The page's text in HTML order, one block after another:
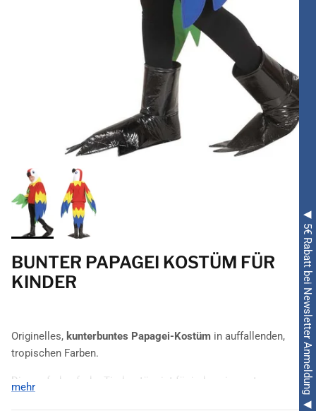
◀ 5€ Rabatt bei Newsletter Anmeldung ◀
BUNTER PAPAGEI KOSTÜM FÜR
KINDER
Originelles, kunterbuntes Papagei-Kostüm in auffallenden,
tropischen Farben.
Dieses farbenfrohe Tierkostüm ist für jeden eine gute
mehr